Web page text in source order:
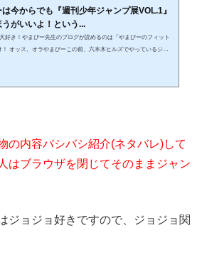
今からでも『週刊少年ジャンプ展VOL.1』
うがいいよ！という...
好き！やまぴー先生のブログが読めるのは「やまぴーのフィット
！ オッス、オラやまぴーこの前、六本木ヒルズでやっているジャ
の内容バシバシ紹介(ネタバレ)して
はブラウザを閉じてそのままジャン
ジョジョ好きですので、ジョジョ関